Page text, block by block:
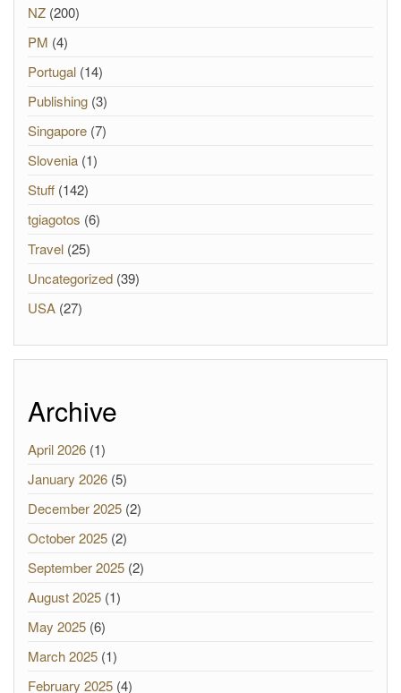
NZ (200)
PM (4)
Portugal (14)
Publishing (3)
Singapore (7)
Slovenia (1)
Stuff (142)
tgiagotos (6)
Travel (25)
Uncategorized (39)
USA (27)
Archive
April 2026 (1)
January 2026 (5)
December 2025 (2)
October 2025 (2)
September 2025 (2)
August 2025 (1)
May 2025 (6)
March 2025 (1)
February 2025 (4)